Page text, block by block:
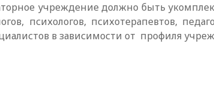
учреждение должно быть
психологов, психотерапевтов,
в зависимости от профиля